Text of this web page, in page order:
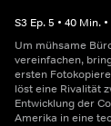
S3 Ep.5 • 40 Min. •
Um mühsame
vereinfachen,
ersten
löst eine Rivalität
Entwicklung der
Amerika in eine